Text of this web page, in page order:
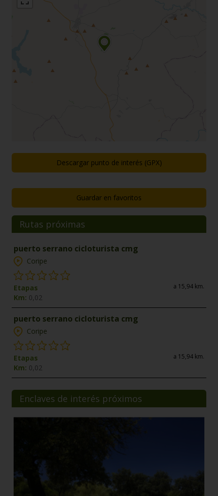
Descargar punto de interés (GPX)
Guardar en favoritos
Rutas próximas
puerto serrano cicloturista cmg
Coripe
Etapas
Km: 0,02
a 15,94 km.
puerto serrano cicloturista cmg
Coripe
Etapas
Km: 0,02
a 15,94 km.
Enclaves de interés próximos